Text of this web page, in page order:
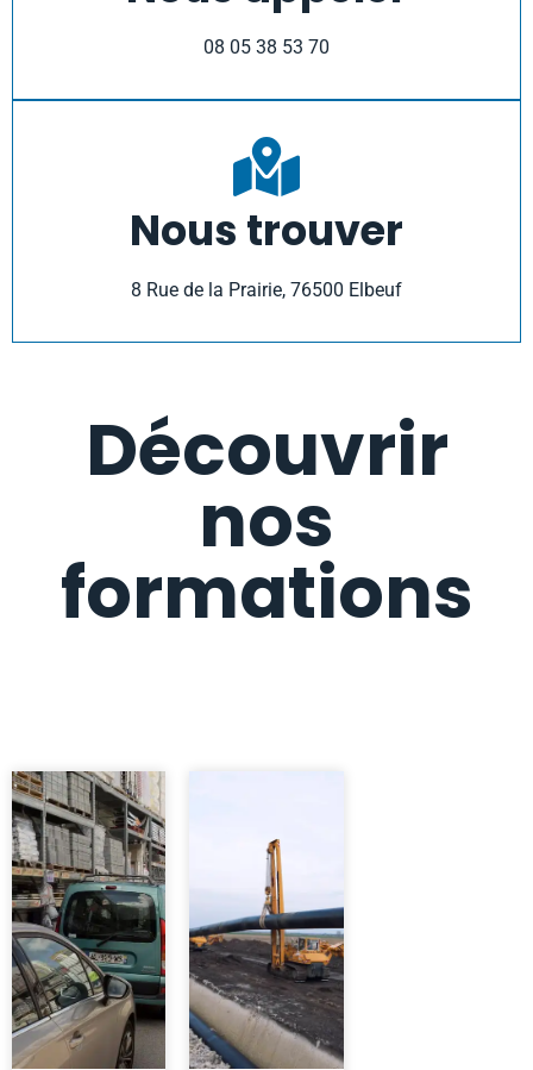
08 05 38 53 70
Nous trouver
8 Rue de la Prairie, 76500 Elbeuf
Découvrir
nos
formations